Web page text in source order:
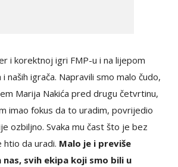
i korektnoj igri FMP-u i na lijepom
naših igrača. Napravili smo malo čudo,
Marija Nakića pred drugu četvrtinu,
imao fokus da to uradim, povrijedio
ozbiljno. Svaka mu čast što je bez
da uradi. Malo je i previše
svih ekipa koji smo bili u